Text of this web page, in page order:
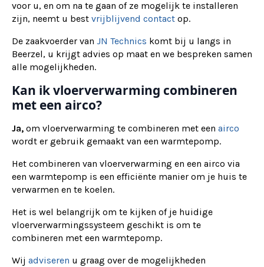
voor u, en om na te gaan of ze mogelijk te installeren
zijn, neemt u best vrijblijvend contact op.
De zaakvoerder van JN Technics komt bij u langs in
Beerzel, u krijgt advies op maat en we bespreken samen
alle mogelijkheden.
Kan ik vloerverwarming combineren
met een airco?
Ja, om vloerverwarming te combineren met een airco
wordt er gebruik gemaakt van een warmtepomp.
Het combineren van vloerverwarming en een airco via
een warmtepomp is een efficiënte manier om je huis te
verwarmen en te koelen.
Het is wel belangrijk om te kijken of je huidige
vloerverwarmingssysteem geschikt is om te
combineren met een warmtepomp.
Wij adviseren u graag over de mogelijkheden